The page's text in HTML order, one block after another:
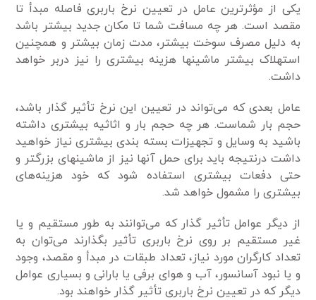
یکی از مؤثرترین عامل در تعیین نرخ باربری فاصله مبدأ تا
مقصد است. هر چه مسافت شما تا مکان جدید بیشتر باشد
به دلیل مصرف سوخت بیشتر، مدت زمان بیشتر و همچنین
استهلاک بیشتر ماشینها هزینه بیشتری را نیز دربر خواهد
داشت.
عامل بعدی که می‌تواند در تعیین این نرخ تأثیر گذار باشد،
حجم بار شماست. هر چه حجم بار و اثاثیه بیشتری داشته
باشید به وسایل و تجهیزات بسته بندی بیشتری نیاز خواهید
داشت درنتیجه باید برای حمل آنها نیز از ماشینهای بزرگتر و
حتی دفعات بیشتری استفاده شود که خود هزینه‌های
بیشتری را مشمول خواهد شد.
از دیگر عوامل تأثیر گذار که می‌توانند به طور مستقیم و یا
غیر مستقیم بر روی نرخ باربری تأثیر بگذارند می‌توان به
تعداد کارگران مورد نیاز، تعداد طبقات در مبدأ و مقصد، وجود
و یا نبود آسانسور، آب و هوای برفی یا بارانی و بسیاری عوامل
دیگر که در تعیین نرخ باربری تأثیر گذار خواهند بود.